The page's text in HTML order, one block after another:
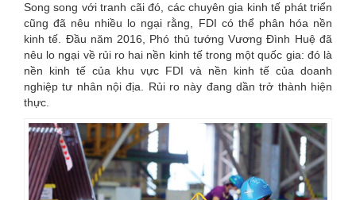
Song song với tranh cãi đó, các chuyên gia kinh tế phát triển
cũng đã nêu nhiều lo ngại rằng, FDI có thể phân hóa nền
kinh tế. Đầu năm 2016, Phó thủ tướng Vương Đình Huệ đã
nêu lo ngại về rủi ro hai nền kinh tế trong một quốc gia: đó là
nền kinh tế của khu vực FDI và nền kinh tế của doanh
nghiệp tư nhân nội địa. Rủi ro này đang dần trở thành hiện
thực.